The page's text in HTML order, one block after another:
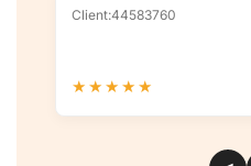
Client:44583760
★ ★ ★ ★ ★